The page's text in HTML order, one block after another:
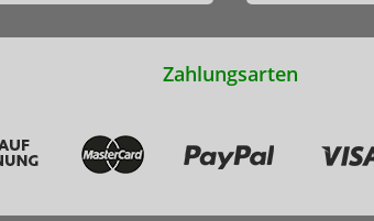
Zahlungsarten